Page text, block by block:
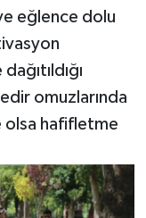
eğlence dolu
omuzlarında
olsa hafifletme